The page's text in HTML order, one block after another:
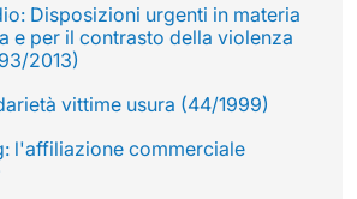
Disposizioni urgenti in materia
e per il contrasto della violenza
2013)
vittime usura (44/1999)
l'affiliazione commerciale